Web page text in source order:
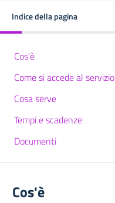
Indice della pagina
Cos'è
Come si accede al servizio
Cosa serve
Tempi e scadenze
Documenti
Cos'è